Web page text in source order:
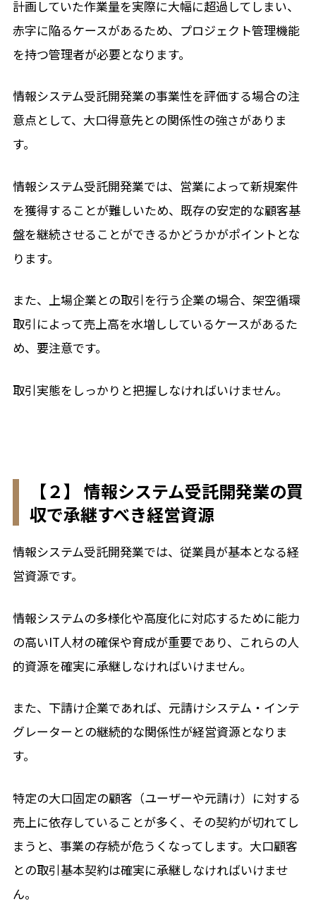
計画していた作業量を実際に大幅に超過してしまい、
赤字に陥るケースがあるため、プロジェクト管理機能
を持つ管理者が必要となります。
情報システム受託開発業の事業性を評価する場合の注
意点として、大口得意先との関係性の強さがありま
す。
情報システム受託開発業では、営業によって新規案件
を獲得することが難しいため、既存の安定的な顧客基
盤を継続させることができるかどうかがポイントとな
ります。
また、上場企業との取引を行う企業の場合、架空循環
取引によって売上高を水増ししているケースがあるた
め、要注意です。
取引実態をしっかりと把握しなければいけません。
【２】 情報システム受託開発業の買
収で承継すべき経営資源
情報システム受託開発業では、従業員が基本となる経
営資源です。
情報システムの多様化や高度化に対応するために能力
の高いIT人材の確保や育成が重要であり、これらの人
的資源を確実に承継しなければいけません。
また、下請け企業であれば、元請けシステム・インテ
グレーターとの継続的な関係性が経営資源となりま
す。
特定の大口固定の顧客（ユーザーや元請け）に対する
売上に依存していることが多く、その契約が切れてし
まうと、事業の存続が危うくなってします。大口顧客
との取引基本契約は確実に承継しなければいけませ
ん。